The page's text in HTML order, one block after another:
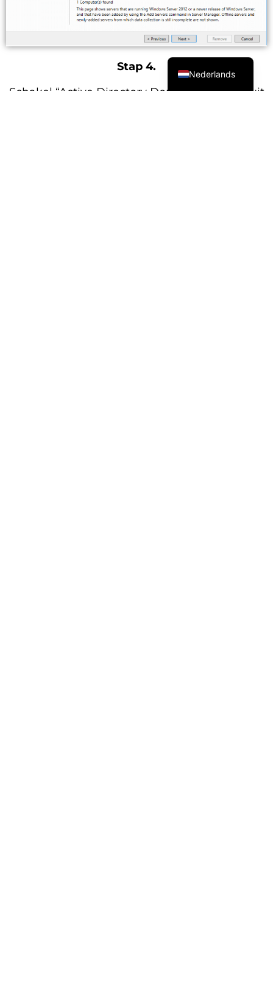
Stap 4.
Schakel “Active Directory Domain Services” uit
Nederlands